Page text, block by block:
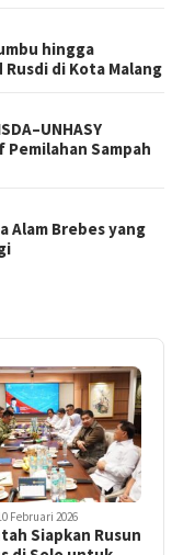
hingga
Rusdi di Kota Malang
Sampah
Alam Brebes yang
Februari 2026
Siapkan Rusun